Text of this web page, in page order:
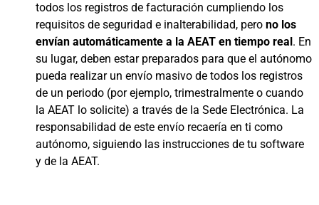
todos los registros de facturación cumpliendo los
requisitos de seguridad e inalterabilidad, pero no los
envían automáticamente a la AEAT en tiempo real . En
su lugar, deben estar preparados para que el autónomo
pueda realizar un envío masivo de todos los registros
de un periodo (por ejemplo, trimestralmente o cuando
la AEAT lo solicite) a través de la Sede Electrónica. La
responsabilidad de este envío recaería en ti como
autónomo, siguiendo las instrucciones de tu software
y de la AEAT.